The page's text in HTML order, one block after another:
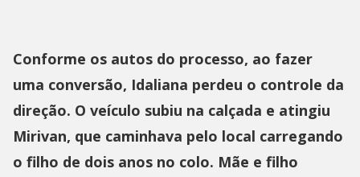
Conforme os autos do processo, ao fazer
uma conversão, Idaliana perdeu o controle da
direção. O veículo subiu na calçada e atingiu
Mirivan, que caminhava pelo local carregando
o filho de dois anos no colo. Mãe e filho